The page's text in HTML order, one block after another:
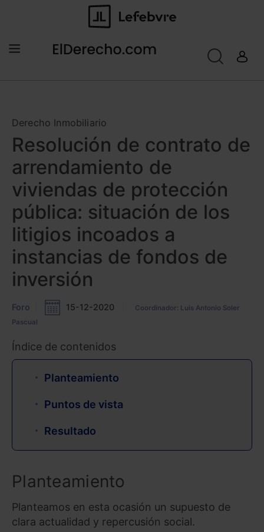
Derecho Inmobiliario
Resolución de contrato de
arrendamiento de
viviendas de protección
pública: situación de los
litigios incoados a
instancias de fondos de
inversión
Foro 15-12-2020
Coordinador: Luis Antonio Soler
Pascual
Índice de contenidos
Planteamiento
Puntos de vista
Resultado
Planteamiento
Planteamos en esta ocasión un supuesto de
clara actualidad y repercusión social.